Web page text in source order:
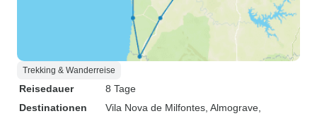
Trekking & Wanderreise
Reisedauer
8 Tage
Destinationen
Vila Nova de Milfontes , Almograve